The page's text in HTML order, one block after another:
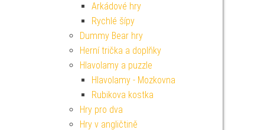
Arkádové hry
Rychlé šípy
Dummy Bear hry
Herní trička a doplňky
Hlavolamy a puzzle
Hlavolamy - Mozkovna
Rubikova kostka
Hry pro dva
Hry v angličtině